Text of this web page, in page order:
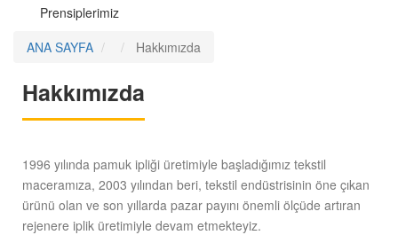
Prensiplerimiz
ANA SAYFA
Hakkımızda
Hakkımızda
1996 yılında pamuk ipliği üretimiyle başladığımız tekstil
maceramıza, 2003 yılından beri, tekstil endüstrisinin öne çıkan
ürünü olan ve son yıllarda pazar payını önemli ölçüde artıran
rejenere iplik üretimiyle devam etmekteyiz.